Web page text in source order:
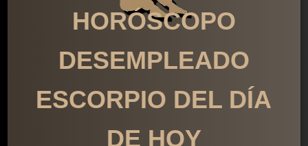
HORÓSCOPO
DESEMPLEADO
ESCORPIO DEL DÍA
DE HOY